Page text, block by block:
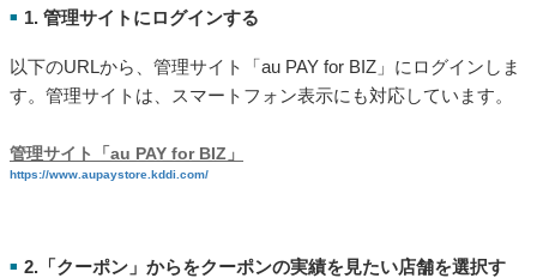
■ 1. 管理サイトにログインする
以下のURLから、管理サイト「au PAY for BIZ」にログインしま
す。管理サイトは、スマートフォン表示にも対応しています。
管理サイト「au PAY for BIZ」
https://www.aupaystore.kddi.com/
■ 2.「クーポン」からをクーポンの実績を見たい店舗を選択す